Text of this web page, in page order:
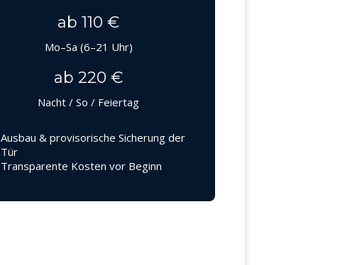
ab 110 €
Mo–Sa (6–21 Uhr)
ab 220 €
Nacht / So / Feiertag
Ausbau & provisorische Sicherung der
Tür
Transparente Kosten vor Beginn